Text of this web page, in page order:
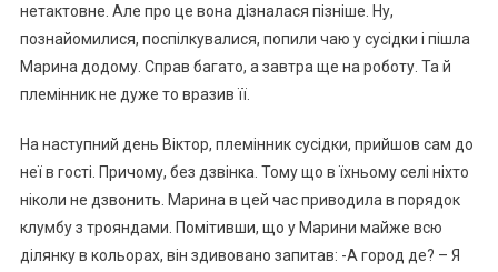
нетактовне. Але про це вона дізналася пізніше. Ну,
познайомилися, поспілкувалися, попили чаю у сусідки і пішла
Марина додому. Справ багато, а завтра ще на роботу. Та й
племінник не дуже то вразив її.
На наступний день Віктор, племінник сусідки, прийшов сам до
неї в гості. Причому, без дзвінка. Тому що в їхньому селі ніхто
ніколи не дзвонить. Марина в цей час приводила в порядок
клумбу з трояндами. Помітивши, що у Марини майже всю
ділянку в кольорах, він здивовано запитав: -А город де? – Я